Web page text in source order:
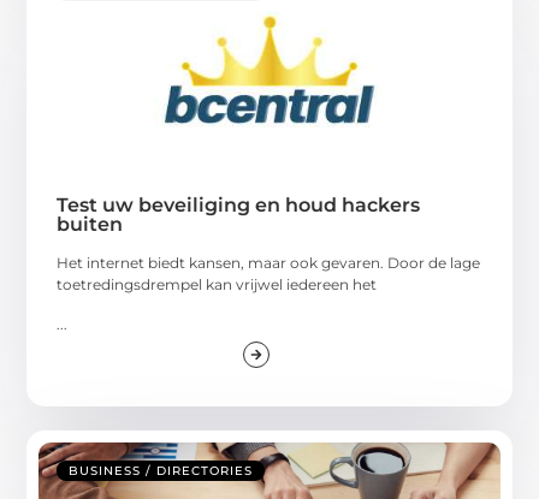
Test uw beveiliging en houd hackers
buiten
Het internet biedt kansen, maar ook gevaren. Door de lage
toetredingsdrempel kan vrijwel iedereen het
BUSINESS / DIRECTORIES